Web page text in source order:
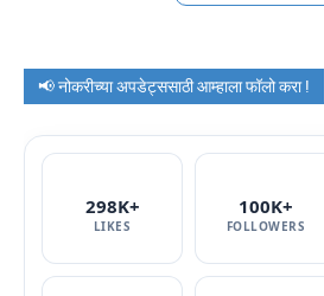
📢 नोकरीच्या अपडेट्ससाठी आम्हाला फॉलो करा !
298K+
LIKES
100K+
FOLLOWERS